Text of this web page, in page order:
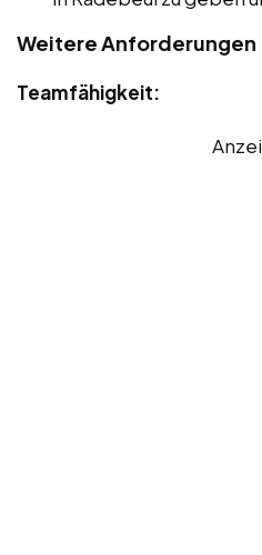
Weitere Anforderungen
Teamfähigkeit: